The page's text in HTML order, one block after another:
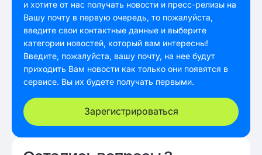
и хотите от нас получать новости и пресс-релизы на
Вашу почту в первую очередь, то пожалуйста,
введите свои контактные данные и выберите
категории новостей, который вам интересны!
Введите, пожалуйста, вашу почту, на нее будут
приходить Вам новости как только они появятся в
сервисе. Вы их будете получать первыми.
Зарегистрироваться